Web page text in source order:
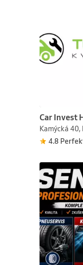
Car Invest
Kamýcká 40,
4.8